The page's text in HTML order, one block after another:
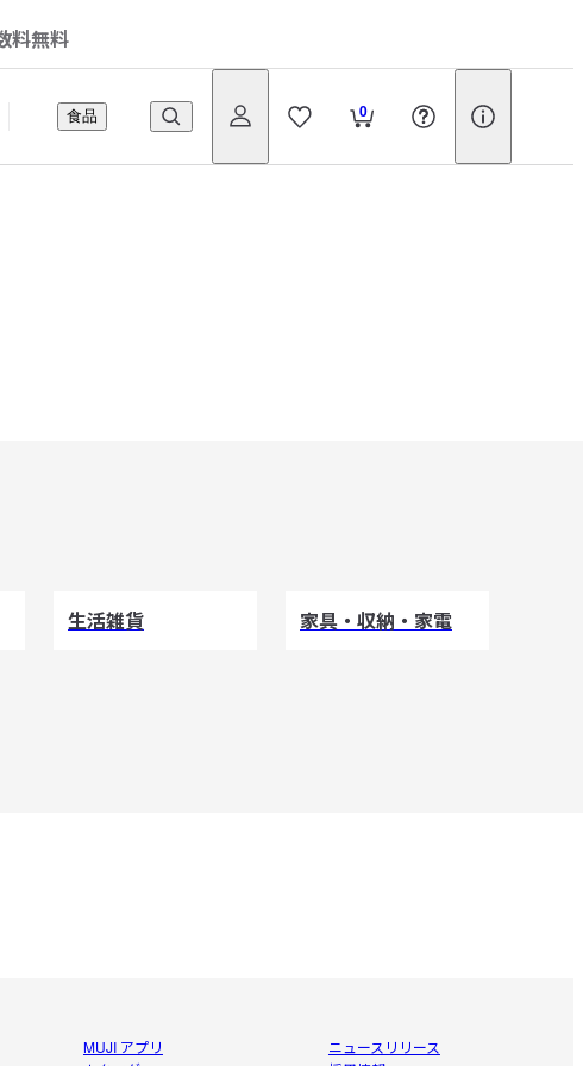
料無料
0
食品
生活雑貨 家具・収納・家電
MUJI アプリ
ニュースリリース